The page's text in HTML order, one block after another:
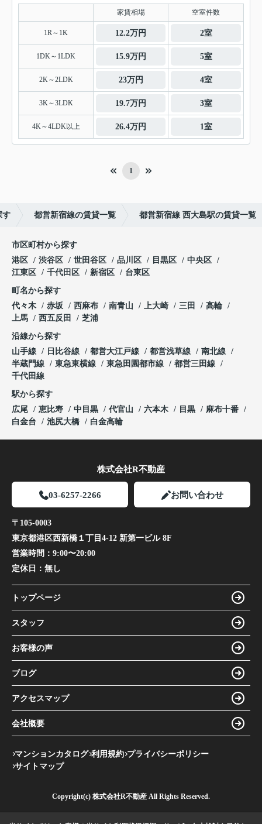
家賃相場 空室件数
1R～1K 12.2万円 2室
1DK～1LDK 15.9万円 5室
2K～2LDK 23万円 4室
3K～3LDK 19.7万円 3室
4K～4LDK以上 26.4万円 1室
1
す 都営新宿線の賃貸一覧 都営新宿線 西大島駅の賃貸一覧
市区町村から探す
港区
渋谷区 世田谷区 品川区 目黒区
中央区
江東区
千代田区 新宿区 台東区
町名から探す
代々木
赤坂 西麻布 南青山 上大崎 三田
高輪
上馬
西五反田 芝浦
沿線から探す
山手線
日比谷線 都営大江戸線 都営浅草線
南北線
半蔵門線
東急東横線 東急田園都市線
都営三田線
千代田線
駅から探す
広尾
恵比寿 中目黒 代官山 六本木 目黒
麻布十番
白金台
池尻大橋 白金高輪
株式会社R不動産
03-6257-2266 お問い合わせ
〒105-0003
東京都港区西新橋１丁目4-12 新第一ビル 8F
営業時間： 9:00〜20:00
定休日： 無し
トップページ
スタッフ
お客様の声
ブログ
アクセスマップ
会社概要
マンションカタログ 利用規約 プライバシーポリシー
サイトマップ
Copyright(c) 株式会社R不動産 All Rights Reserved.